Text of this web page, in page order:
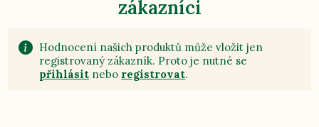
zákazníci
Hodnocení našich produktů může vložit jen
registrovaný zákazník. Proto je nutné se
přihlásit nebo registrovat.